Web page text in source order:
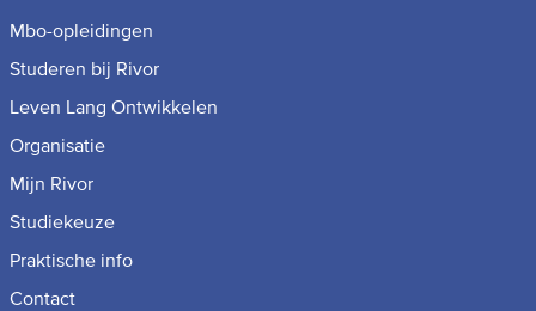
Mbo-opleidingen
Studeren bij Rivor
Leven Lang Ontwikkelen
Organisatie
Mijn Rivor
Studiekeuze
Praktische info
Contact